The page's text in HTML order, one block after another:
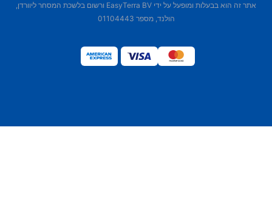
אתר זה הוא בבעלות ומופעל על ידי EasyTerra BV ורשום בלשכת המסחר ליוורדן,
הולנד, מספר 01104443